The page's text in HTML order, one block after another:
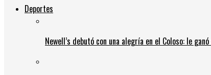
Deportes
Newell’s debutó con una alegría en el Coloso: le